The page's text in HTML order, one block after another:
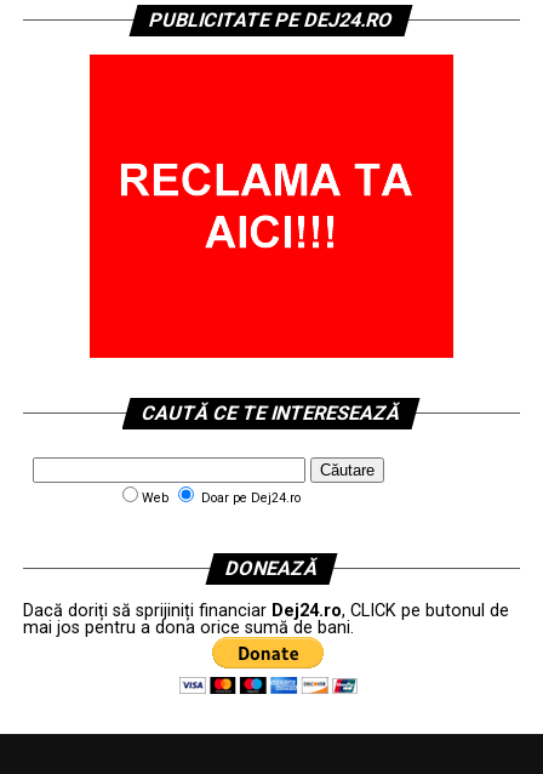
PUBLICITATE PE DEJ24.RO
CAUTĂ CE TE INTERESEAZĂ
Web Doar pe Dej24.ro
DONEAZĂ
Dacă doriți să sprijiniți financiar Dej24.ro, CLICK pe butonul de
mai jos pentru a dona orice sumă de bani.